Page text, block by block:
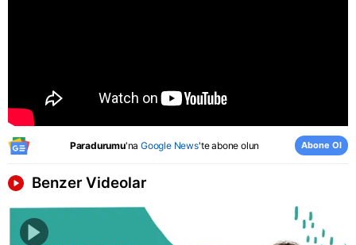
Paradurumu'naGoogle News'te abone olun Abone Ol
Benzer Videolar